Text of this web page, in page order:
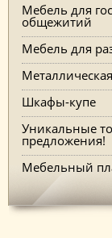
Мебель для
общежитий
Мебель для
Шкафы-купе
Уникальные
предложения!
Мебельный